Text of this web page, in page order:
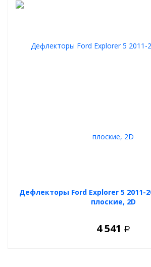
Дефлекторы Ford Explorer 5 2011-
плоские, 2D
4 541 Р